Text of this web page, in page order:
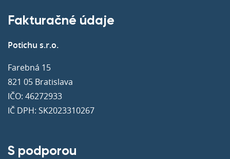
Fakturačné údaje
Potichu s.r.o.
Farebná 15
821 05 Bratislava
IČO: 46272933
IČ DPH: SK2023310267
S podporou